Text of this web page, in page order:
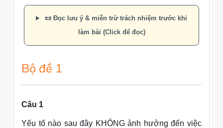
📜 Đọc lưu ý & miễn trừ trách nhiệm trước khi
làm bài (Click để đọc)
Bộ đề 1
Câu 1
Yếu tố nào sau đây KHÔNG ảnh hưởng đến việc